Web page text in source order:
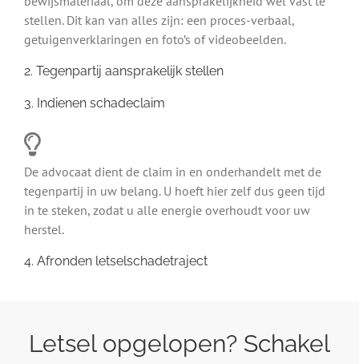
stellen. Dit kan van alles zijn: een proces-verbaal,
getuigenverklaringen en foto’s of videobeelden.
2. Tegenpartij aansprakelijk stellen
3. Indienen schadeclaim
De advocaat dient de claim in en onderhandelt met de
tegenpartij in uw belang. U hoeft hier zelf dus geen tijd
in te steken, zodat u alle energie overhoudt voor uw
herstel.
4. Afronden letselschadetraject
Letsel opgelopen? Schakel